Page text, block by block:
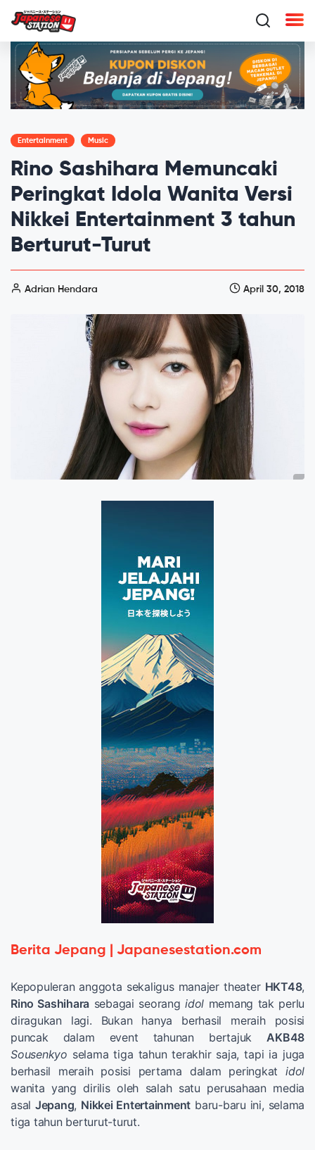
Entertainment Music
Rino Sashihara Memuncaki
Peringkat Idola Wanita Versi
Nikkei Entertainment 3 tahun
Berturut-Turut
Adrian Hendara April 30, 2018
Berita Jepang | Japanesestation.com
Kepopuleran anggota sekaligus manajer theater HKT48,
Rino Sashihara sebagai seorangidol memang tak perlu
diragukan lagi. Bukan hanya berhasil meraih posisi
puncak dalam event tahunan bertajuk AKB48
Sousenkyo selama tiga tahun terakhir saja, tapi ia juga
berhasil meraih posisi pertama dalam peringkat idol
wanita yang dirilis oleh salah satu perusahaan media
asal Jepang, Nikkei Entertainment baru-baru ini, selama
tiga tahun berturut-turut.